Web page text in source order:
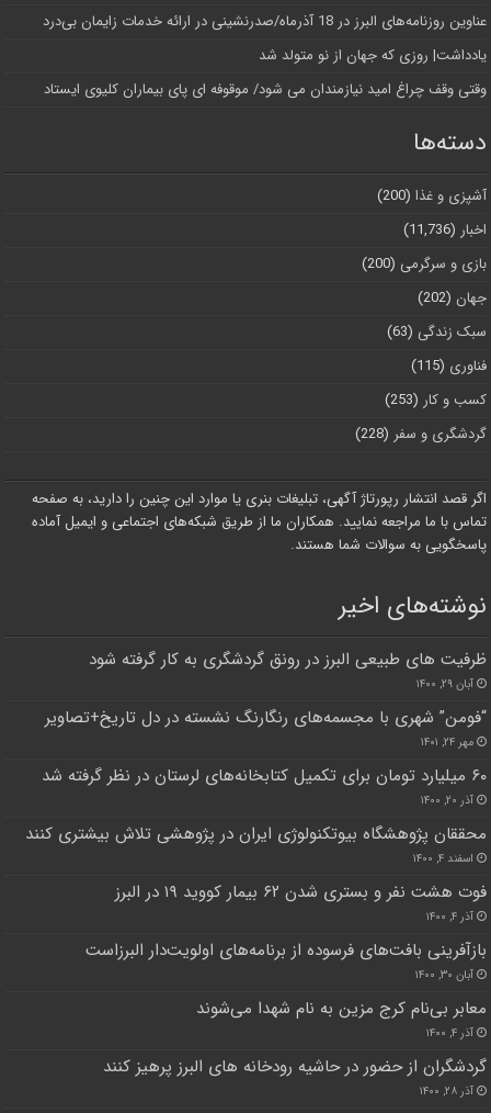
عناوین روزنامه‌های البرز در ‌18 آذرماه/صدرنشینی در ارائه خدمات زایمان بی‌درد
یادداشت| روزی که جهان از نو متولد شد
وقتی وقف چراغ امید نیازمندان می شود/ موقوفه ای پای بیماران کلیوی ایستاد
دسته‌ها
آشپزی و غذا (200)
اخبار (11,736)
بازی و سرگرمی (200)
جهان (202)
سبک زندگی (63)
فناوری (115)
کسب و کار (253)
گردشگری و سفر (228)
اگر قصد انتشار رپورتاژ آگهی، تبلیغات بنری یا موارد این چنین را دارید، به صفحه
تماس با ما مراجعه نمایید. همکاران ما از طریق شبکه‌های اجتماعی و ایمیل آماده
پاسخگویی به سوالات شما هستند.
نوشته‌های اخیر
ظرفیت های طبیعی البرز در رونق گردشگری به کار گرفته شود
آبان ۲۹, ۱۴۰۰
“فومن” شهری با مجسمه‌های رنگارنگ نشسته در دل تاریخ+تصاویر
مهر ۲۴, ۱۴۰۱
۶۰ میلیارد تومان برای تکمیل کتابخانه‌های لرستان در نظر گرفته شد
آذر ۲۰, ۱۴۰۰
محققان پژوهشگاه بیوتکنولوژی ایران در پژوهشی تلاش بیشتری کنند
اسفند ۴, ۱۴۰۰
فوت هشت نفر و بستری شدن ۶۲ بیمار کووید ۱۹ در البرز
آذر ۴, ۱۴۰۰
بازآفرینی بافت‌های فرسوده از برنامه‌های اولویت‌دار البرزاست
آبان ۳۰, ۱۴۰۰
معابر بی‌نام کرج مزین به نام شهدا می‌شوند
آذر ۴, ۱۴۰۰
گردشگران از حضور در حاشیه رودخانه های البرز پرهیز کنند
آذر ۲۸, ۱۴۰۰